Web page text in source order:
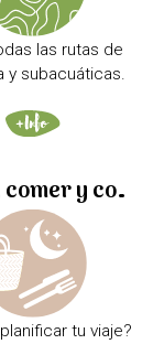
las rutas de
y subacuáticas.
Dormir, comer y comprar
tu viaje?